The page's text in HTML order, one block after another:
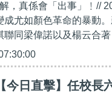
，真係會「出事」﹗//
成尤如顏色革命的暴動
聯同梁偉諾以及楊云合
今日直擊】任校